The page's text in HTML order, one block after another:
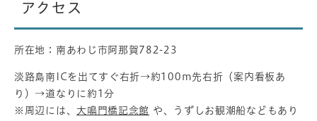
アクセス
所在地：南あわじ市阿那賀782-23
淡路島南ICを出てすぐ右折→約100m先右折（案内看板あ
り）→道なりに約1分
※周辺には、 大鳴門橋記念館 や、うずしお観潮船などもあり